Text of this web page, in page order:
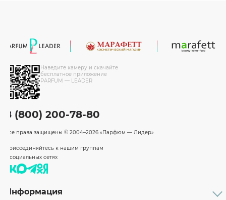
Наведите камеру и скачайте
бесплатное приложение
PARFUM — LEADER
8 (800) 200-78-80
Все права защищены © 2004–2026 «Парфюм — Лидер»
Присоединяйтесь к нашим группам
в социальных сетях
Информация